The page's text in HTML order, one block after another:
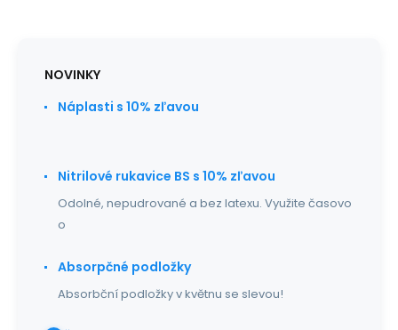
NOVINKY
Náplasti s 10% zľavou
Nitrilové rukavice BS s 10% zľavou
Odolné, nepudrované a bez latexu. Využite časovo
o
Absorpčné podložky
Absorbční podložky v květnu se slevou!